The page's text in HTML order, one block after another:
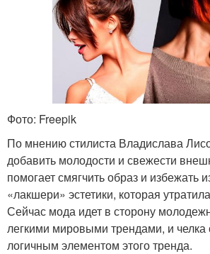
Фото: Freepik
По мнению стилиста Владислава
добавить молодости и свежести
помогает смягчить образ и избежать
«лакшери» эстетики, которая
Сейчас мода идет в сторону
легкими мировыми трендами, и челка
логичным элементом этого тренда.